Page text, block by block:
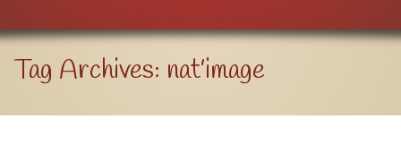
Aller à:
Tag Archives: nat’image